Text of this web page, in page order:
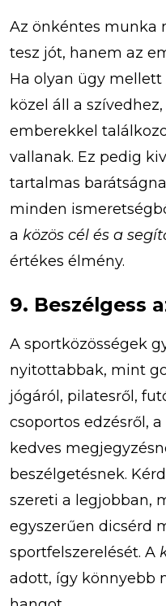
Az önkéntes munka
tesz jót, hanem az
Ha olyan ügy
közel áll a
emberekkel
vallanak. Ez pedig
tartalmas
minden
a közös cél és a
értékes élmény.
9. Beszélgess
A sportközösségek
nyitottabbak, mint
jógáról, pilatesről,
csoportos edzésről,
kedves
beszélgetésnek.
szereti a legjobban,
egyszerűen dicsérd
sportfelszerelését. A
adott, így könnyebb